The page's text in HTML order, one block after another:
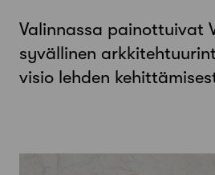
Valinnassa painottuivat
syvällinen
visio lehden